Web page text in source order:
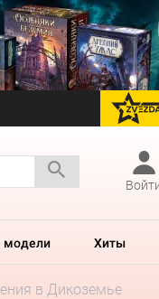
модели Хиты
в Дикоземье